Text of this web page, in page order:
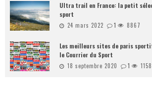
Ultra trail en France: la petit
sport
24 mars 2022 1 8867
Les meilleurs sites de paris
le Courrier du Sport
18 septembre 2020 1